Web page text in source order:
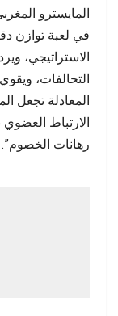
المايسترو
في لعبة توازن
الاستراتيجي،
التحالفات،
المعادلة تجعل
الارتباط
رهانات الخصوم”.